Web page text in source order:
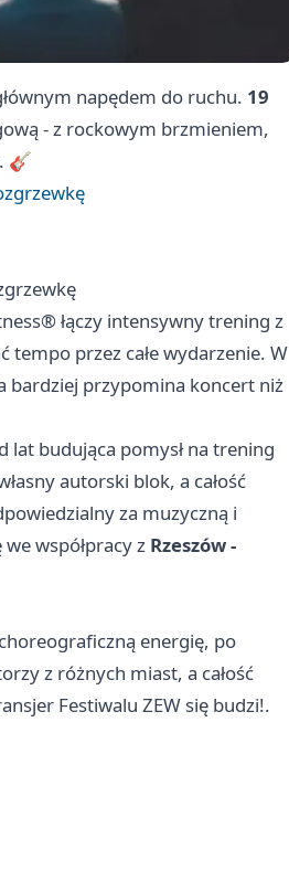
napędem do ruchu. 19
- z rockowym brzmieniem,
🎸
łączy intensywny trening z
przez całe wydarzenie. W
bardziej przypomina koncert niż
lat budująca pomysł na trening
autorski blok, a całość
za muzyczną i
współpracy z Rzeszów -
energię, po
z różnych miast, a całość
Festiwalu ZEW się budzi!.